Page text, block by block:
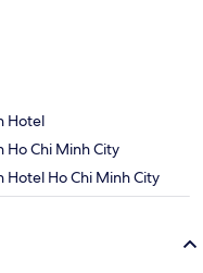
Hotel
Ho Chi Minh City
Hotel Ho Chi Minh City